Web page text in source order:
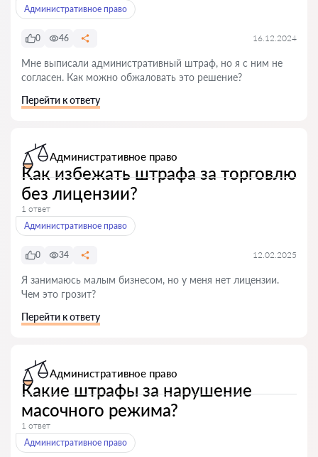
Административное право
0 46 16.12.2024
Мне выписали административный штраф, но я с ним не
согласен. Как можно обжаловать это решение?
Перейти к ответу
Административное право
Как избежать штрафа за торговлю
без лицензии?
1 ответ
Административное право
0 34 12.02.2025
Я занимаюсь малым бизнесом, но у меня нет лицензии.
Чем это грозит?
Перейти к ответу
Административное право
Какие штрафы за нарушение
масочного режима?
1 ответ
Административное право